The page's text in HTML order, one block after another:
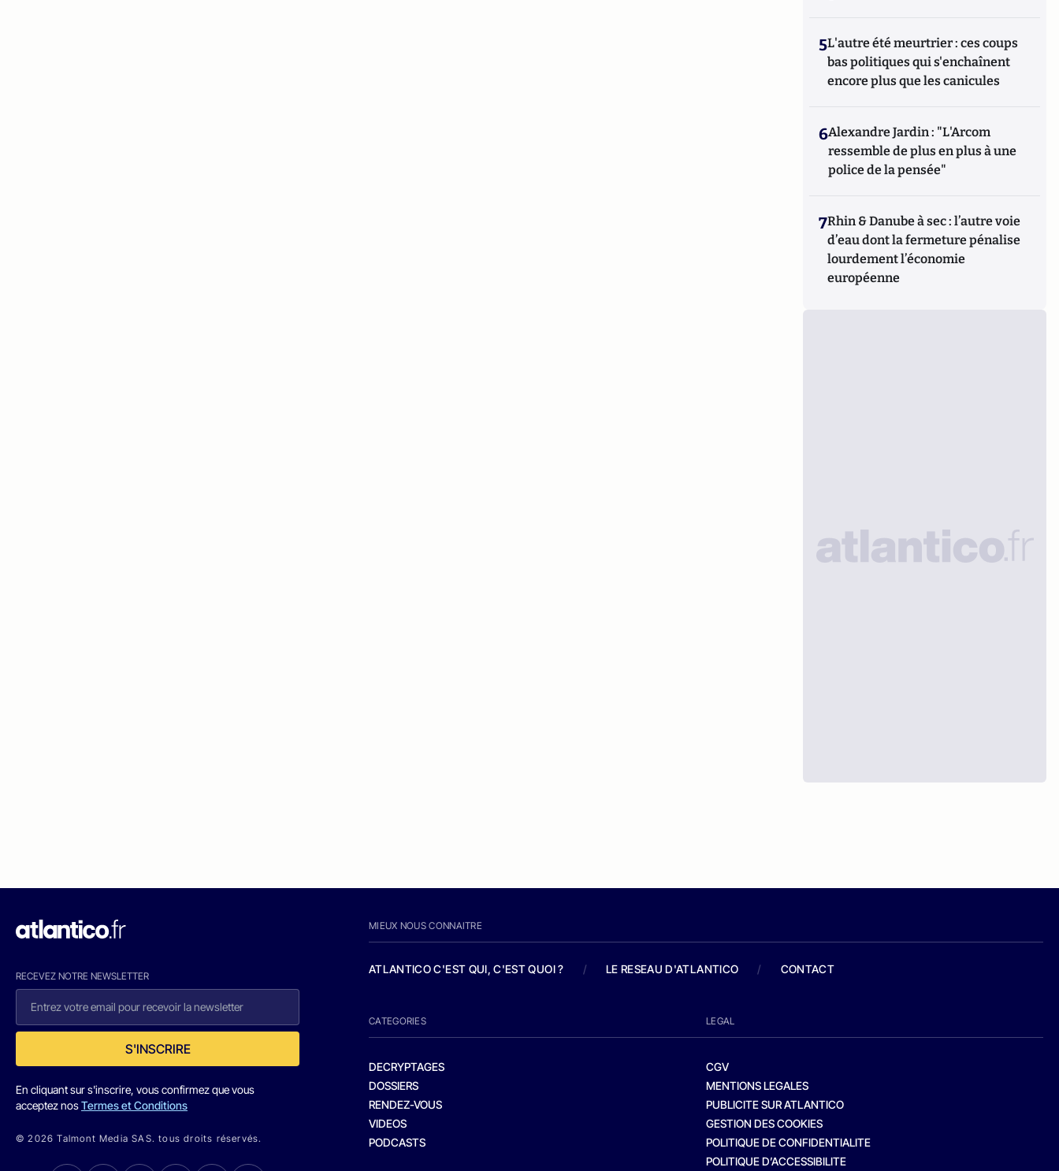
5L'autre été meurtrier : ces coups
bas politiques qui s'enchaînent
encore plus que les canicules
6Alexandre Jardin : "L'Arcom
ressemble de plus en plus à une
police de la pensée"
7Rhin & Danube à sec : l’autre voie
d’eau dont la fermeture pénalise
lourdement l’économie
européenne
RECEVEZ NOTRE NEWSLETTER
S'INSCRIRE
En cliquant sur s'inscrire, vous confirmez que vous
acceptez nosTermes et Conditions
© 2026 Talmont Media SAS. tous droits réservés.
MIEUX NOUS CONNAITRE
ATLANTICO C'EST QUI, C'EST QUOI ? / LE RESEAU D'ATLANTICO / CONTACT
CATEGORIES
DECRYPTAGES
DOSSIERS
RENDEZ-VOUS
VIDEOS
PODCASTS
LEGAL
CGV
MENTIONS LEGALES
PUBLICITE SUR ATLANTICO
GESTION DES COOKIES
POLITIQUE DE CONFIDENTIALITE
POLITIQUE D’ACCESSIBILITE